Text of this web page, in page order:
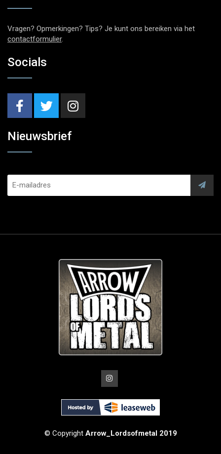
Vragen? Opmerkingen? Tips? Je kunt ons bereiken via het
contactformulier.
Socials
Nieuwsbrief
© Copyright Arrow_Lordsofmetal 2019